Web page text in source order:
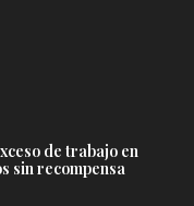
de trabajo en
sin recompensa